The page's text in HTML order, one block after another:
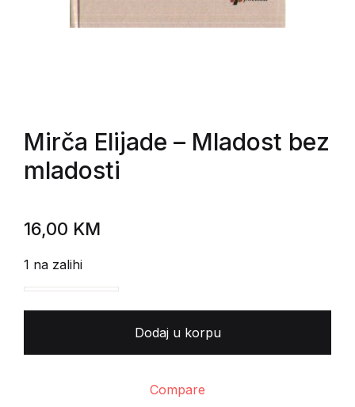
Mirča Elijade – Mladost bez
mladosti
16,00 KM
1 na zalihi
Dodaj u korpu
Compare